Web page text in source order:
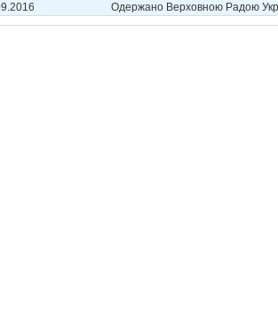
Одержано Верховною Радою